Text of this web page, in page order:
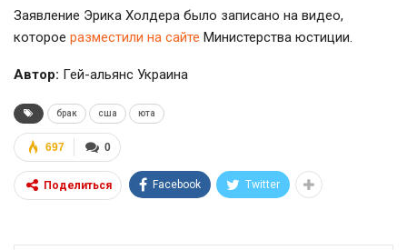
Заявление Эрика Холдера было записано на видео,
которое разместили на сайте Министерства юстиции.
Автор: Гей-альянс Украина
брак сша юта
0
697
Поделиться Facebook Twitter